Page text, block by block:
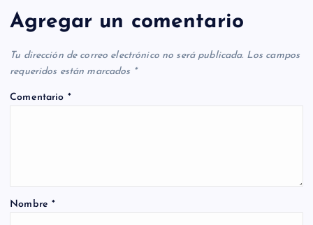
Agregar un comentario
Tu dirección de correo electrónico no será publicada. Los campos
requeridos están marcados *
Comentario *
Nombre*